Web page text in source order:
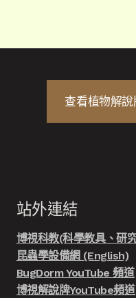
查看植物解
站外連結
博視科教(科學教具、研
昆蟲學設備網 (English)
BugDorm YouTube 頻道
博視解說牌YouTube頻道